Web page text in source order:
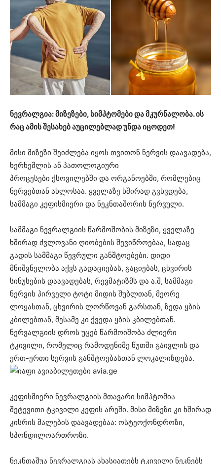
ნევრალგია: მიზეზები, სიმპტომები და მკურნალობა. ის
რაც ამის შესახებ აუცილებლად უნდა იცოდეთ!
მისი მიზეზი შეიძლება იყოს თვითონ ნერვის დაავადება,
ხერხემლის ან პათოლოგიური
პროცესები ქსოვილებში და ორგანოებში, რომლებიც
ნერვებთან ახლოსაა. ყველაზე ხშირად გვხვდება,
სამმაგი კეფისმიერი და ნეკნთაშორის ნერვული.
სამმაგი ნევრალგიის წარმოშობის მიზეზი, ყველაზე
ხშირად ძვლოვანი ღიობების შევიწროებაა, სადაც
გადის სამმაგი წევრული განშტოებები. დიდი
მნიშვნელობა აქვს გადაციებას, გაციებას, ცხვირის
სინუსების დაავადებას, რევმატიზმს და ა.შ, სამმაგი
ნერვის პირველი ტოტი მიდის შუბლთან, მეორე
ლოყასთან, ცხვირის ლორწოვან გარსთან, ზედა ყბის
კბილებთან, მესამე კი ქვედა ყბის კბილებთან.
ნერვალგიის დროს უცებ წარმოიშობა ძლიერი
ტკივილი, რომელიც რამოდენიმე წუთში გაივლის და
ერთ-ერთი სერვის განშტოებასთან ლოკალიზდება.
კეფისმიერი ნევრალგიის მთავარი სიმპტომია
შეტევითი ტკივილი კეფის არეში. მისი მიზეზი კი ხშირად
კისრის მალების დაავადებაა: ოსტეოქონდროზი,
სპონდილოართროზი.
ნეკნთაშუა ნევრალგიას ახასიათებს ტკივილი ნეკნებს